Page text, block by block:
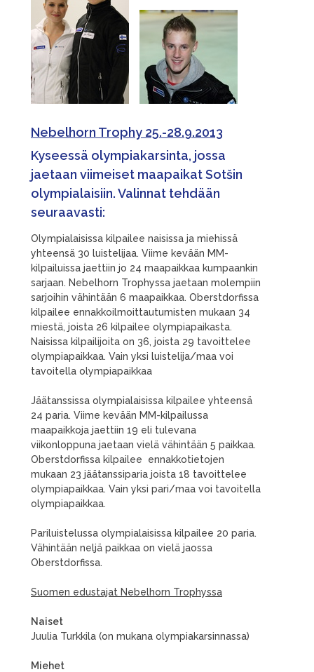
Nebelhorn Trophy 25.-28.9.2013
Kyseessä olympiakarsinta, jossa
jaetaan viimeiset maapaikat Sotšin
olympialaisiin. Valinnat tehdään
seuraavasti:
Olympialaisissa kilpailee naisissa ja miehissä
yhteensä 30 luistelijaa. Viime kevään MM-
kilpailuissa jaettiin jo 24 maapaikkaa kumpaankin
sarjaan. Nebelhorn Trophyssa jaetaan molempiin
sarjoihin vähintään 6 maapaikkaa. Oberstdorfissa
kilpailee ennakkoilmoittautumisten mukaan 34
miestä, joista 26 kilpailee olympiapaikasta.
Naisissa kilpailijoita on 36, joista 29 tavoittelee
olympiapaikkaa. Vain yksi luistelija/maa voi
tavoitella olympiapaikkaa
Jäätanssissa olympialaisissa kilpailee yhteensä
24 paria. Viime kevään MM-kilpailussa
maapaikkoja jaettiin 19 eli tulevana
viikonloppuna jaetaan vielä vähintään 5 paikkaa.
Oberstdorfissa kilpailee ennakkotietojen
mukaan 23 jäätanssiparia joista 18 tavoittelee
olympiapaikkaa. Vain yksi pari/maa voi tavoitella
olympiapaikkaa.
Pariluistelussa olympialaisissa kilpailee 20 paria.
Vähintään neljä paikkaa on vielä jaossa
Oberstdorfissa.
Suomen edustajat Nebelhorn Trophyssa
Naiset
Juulia Turkkila (on mukana olympiakarsinnassa)
Miehet